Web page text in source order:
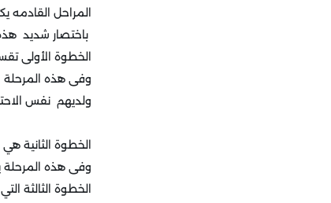
المراحل القادمه
باختصار شديد هذه أكتر
الخطوة الأولى
وفى هذه
ولديهم نفس
الخطوة الثانية
وفى هذه المرحلة
الخطوة الثالثة